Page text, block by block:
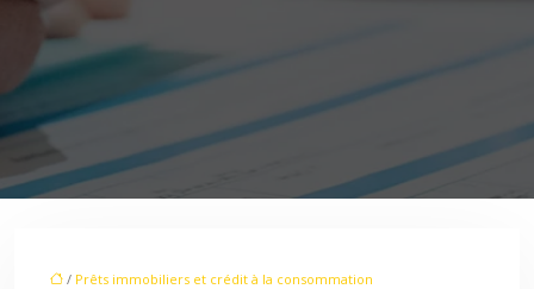
/ Prêts immobiliers et crédit à la consommation